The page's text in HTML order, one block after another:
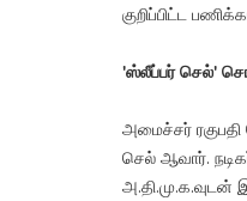
குறிப்பிட்ட
'ஸ்லீப்பர் செல்'
அமைச்சர்
செல் ஆவார்.
அ.தி.மு.க.வுடன்